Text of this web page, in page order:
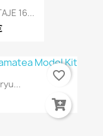
16...
favorite_border